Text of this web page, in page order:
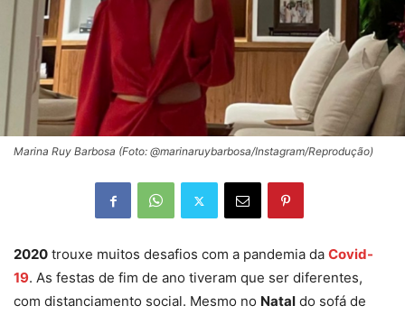
Marina Ruy Barbosa (Foto: @marinaruybarbosa/Instagram/Reprodução)
2020 trouxe muitos desafios com a pandemia da Covid-
19. As festas de fim de ano tiveram que ser diferentes,
com distanciamento social. Mesmo no Natal do sofá de